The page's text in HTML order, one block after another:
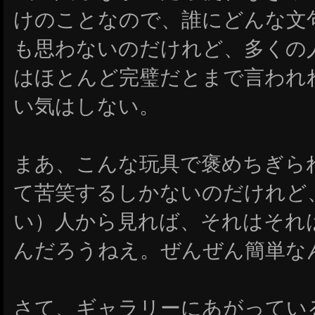
けのことなので、誰にどんな
も思わないのだけれど、多く
はほとんど完璧だとまで言わ
い気はしない。
まあ、こんな玩具で褒めちぎ
て苦笑するしかないのだけれ
い）人から見れば、それはそ
んだろうねえ。ぜんぜん簡単
さて、ギャラリーにあがって